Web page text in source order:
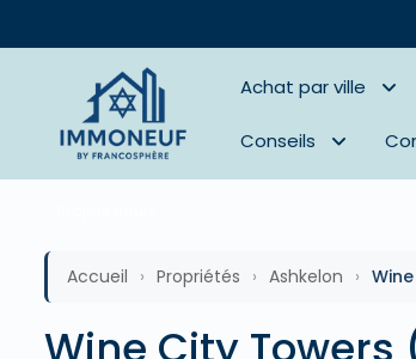
Achat par ville
Conseils
Accueil › Propriétés › Ashkelon ›